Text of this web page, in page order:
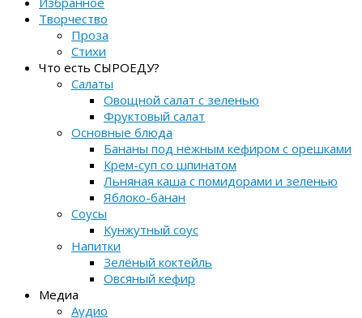
Творчество
Проза
Стихи
Что есть СЫРОЕДУ?
Салаты
Овощной салат с зеленью
Фруктовый салат
Основные блюда
Бананы под нежным кефиром с орешками
Крем-суп со шпинатом
Льняная каша с помидорами и зеленью
Яблоко-банан
Соусы
Кунжутный соус
Напитки
Зелёный коктейль
Овсяный кефир
Медиа
Аудио